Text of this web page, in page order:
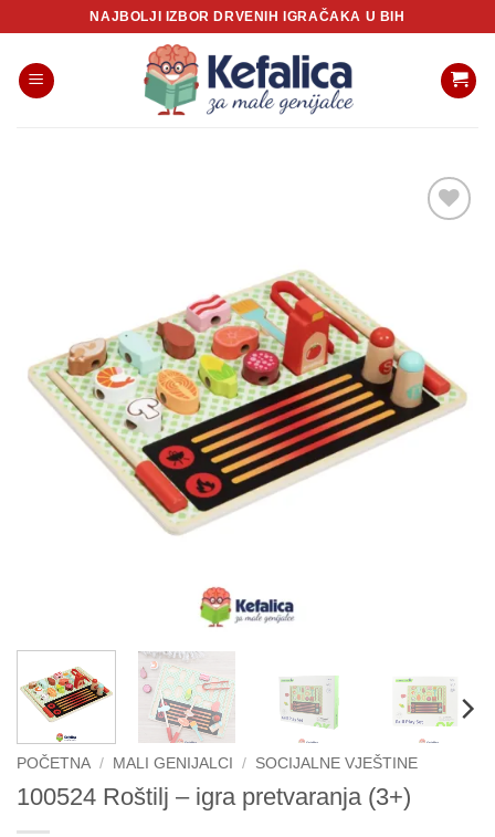
content
NAJBOLJI IZBOR DRVENIH IGRAČAKA U BIH
POČETNA / MALI GENIJALCI / SOCIJALNE VJEŠTINE
100524 Roštilj – igra pretvaranja (3+)